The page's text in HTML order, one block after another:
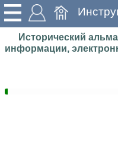
Исторический
информации,